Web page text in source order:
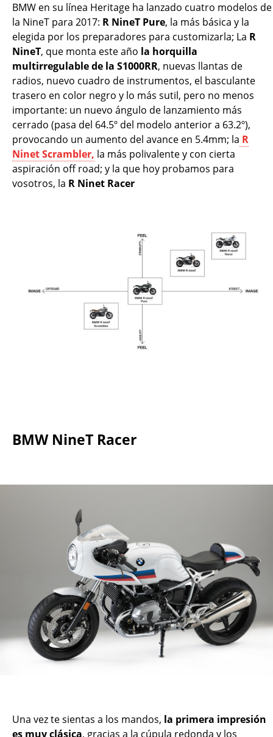
BMW en su línea Heritage ha lanzado cuatro modelos de
la NineT para 2017: R NineT Pure, la más básica y la
elegida por los preparadores para customizarla; La R
NineT, que monta este año la horquilla
multirregulable de la S1000RR, nuevas llantas de
radios, nuevo cuadro de instrumentos, el basculante
trasero en color negro y lo más sutil, pero no menos
importante: un nuevo ángulo de lanzamiento más
cerrado (pasa del 64.5º del modelo anterior a 63.2º),
provocando un aumento del avance en 5.4mm; la R
Ninet Scrambler, la más polivalente y con cierta
aspiración off road; y la que hoy probamos para
vosotros, la R Ninet Racer
BMW NineT Racer
Una vez te sientas a los mandos, la primera impresión
es muy clásica, gracias a la cúpula redonda y los